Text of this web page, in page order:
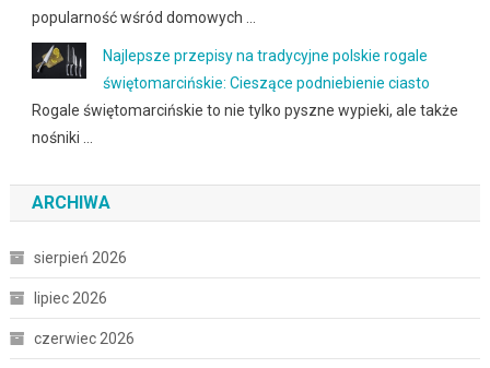
popularność wśród domowych …
Najlepsze przepisy na tradycyjne polskie rogale
świętomarcińskie: Cieszące podniebienie ciasto
Rogale świętomarcińskie to nie tylko pyszne wypieki, ale także
nośniki …
ARCHIWA
sierpień 2026
lipiec 2026
czerwiec 2026